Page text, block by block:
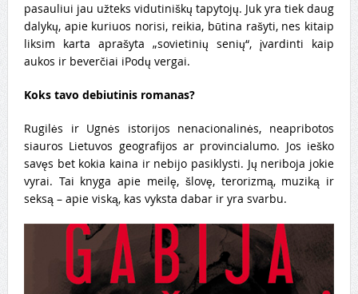
pasauliui jau užteks vidutiniškų tapytojų. Juk yra tiek daug
dalykų, apie kuriuos norisi, reikia, būtina rašyti, nes kitaip
liksim karta aprašyta „sovietinių senių“, įvardinti kaip
aukos ir beverčiai iPodų vergai.
Koks tavo debiutinis romanas?
Rugilės ir Ugnės istorijos nenacionalinės, neapribotos
siauros Lietuvos geografijos ar provincialumo. Jos ieško
savęs bet kokia kaina ir nebijo pasiklysti. Jų neriboja jokie
vyrai. Tai knyga apie meilę, šlovę, terorizmą, muziką ir
seksą – apie viską, kas vyksta dabar ir yra svarbu.